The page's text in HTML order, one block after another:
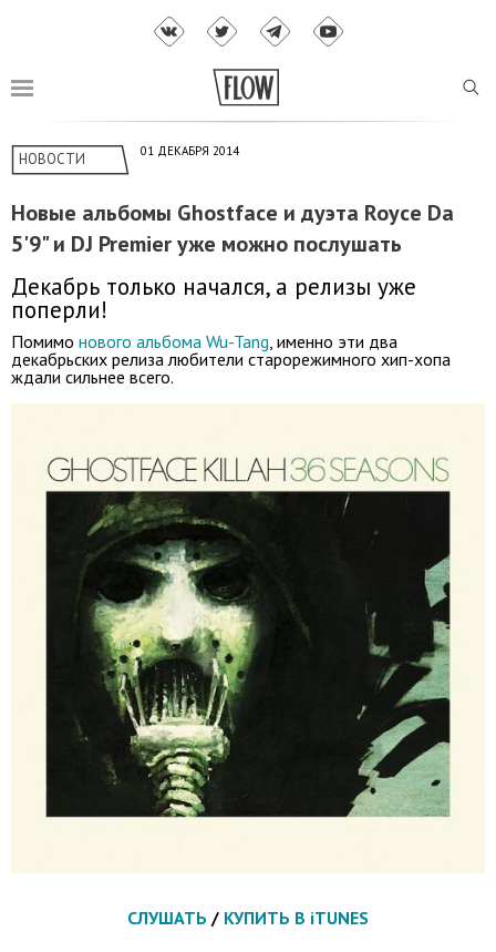
НОВОСТИ 01 ДЕКАБРЯ 2014
Новые альбомы Ghostface и дуэта Royce Da
5'9" и DJ Premier уже можно послушать
Декабрь только начался, а релизы уже
поперли!
Помимо нового альбома Wu-Tang , именно эти два
декабрьских релиза любители старорежимного хип-хопа
ждали сильнее всего.
СЛУШАТЬ / КУПИТЬ В iTUNES